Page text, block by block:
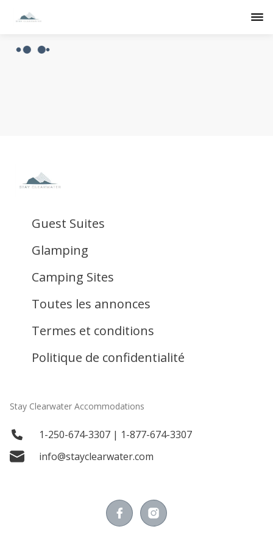
Guest Suites
Glamping
Camping Sites
Toutes les annonces
Termes et conditions
Politique de confidentialité
Stay Clearwater Accommodations
1-250-674-3307 | 1-877-674-3307
info@stayclearwater.com